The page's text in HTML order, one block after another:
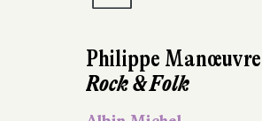
Philippe Manœuvre
Rock & Folk